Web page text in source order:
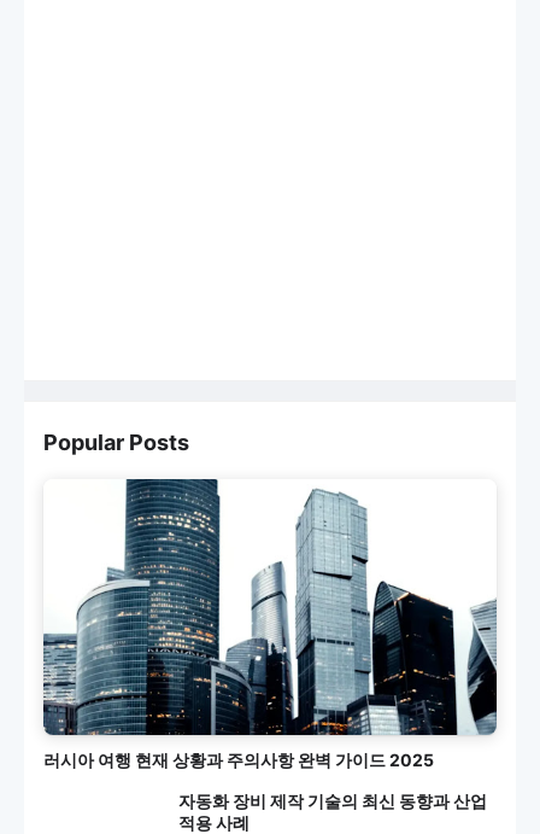
Popular Posts
러시아 여행 현재 상황과 주의사항 완벽 가이드 2025
자동화 장비 제작 기술의 최신 동향과 산업
적용 사례